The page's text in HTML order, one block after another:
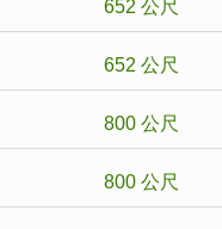
652 公尺
652 公尺
800 公尺
800 公尺